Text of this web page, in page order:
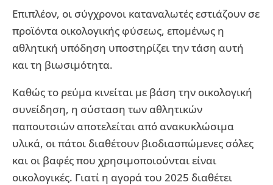
Επιπλέον, οι σύγχρονοι καταναλωτές εστιάζουν σε
προϊόντα οικολογικής φύσεως, επομένως η
αθλητική υπόδηση υποστηρίζει την τάση αυτή
και τη βιωσιμότητα.
Καθώς το ρεύμα κινείται με βάση την οικολογική
συνείδηση, η σύσταση των αθλητικών
παπουτσιών αποτελείται από ανακυκλώσιμα
υλικά, οι πάτοι διαθέτουν βιοδιασπώμενες σόλες
και οι βαφές που χρησιμοποιούνται είναι
οικολογικές. Γιατί η αγορά του 2025 διαθέτει